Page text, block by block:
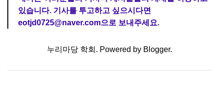
있습니다. 기사를 투고하고 싶으시다면
eotjd0725@naver.com으로 보내주세요.
누리마당 학회. Powered by Blogger.